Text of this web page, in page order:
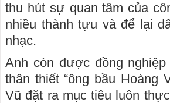
thu hút sự quan tâm của
nhiều thành tựu và để lại
nhạc.
Anh còn được đồng
thân thiết “ông bầu Hoàng
Vũ đặt ra mục tiêu luôn